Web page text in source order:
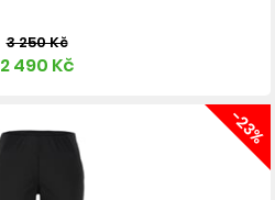
3 250 Kč
2 490 Kč
-23%